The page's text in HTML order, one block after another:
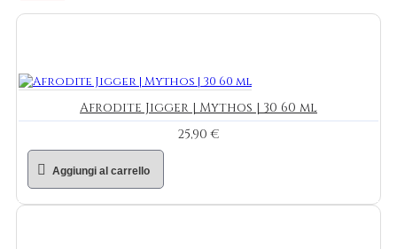
Afrodite Jigger | Mythos | 30 60 ml
25,90 €
Aggiungi al carrello